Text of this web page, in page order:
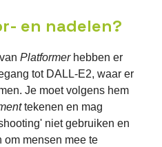
en nadelen?
Platformerhebben er
tot DALL-E2, waar er
Je moet volgens hem
tekenen en mag
niet gebruiken en
om mensen mee te